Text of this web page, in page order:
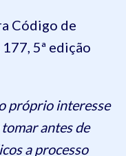
Código de
5ª edição
próprio interesse
antes de
a processo